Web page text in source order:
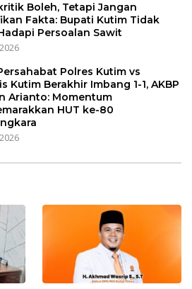
Boleh, Tetapi Jangan
Fakta: Bupati Kutim Tidak
Persoalan Sawit
Polres Kutim vs
Kutim Berakhir Imbang 1-1, AKBP
Arianto: Momentum
HUT ke-80